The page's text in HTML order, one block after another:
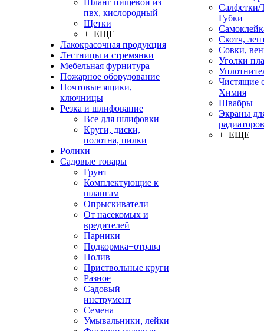
Шланг пищевой из
пвх, кислородный
Щетки
+ ЕЩЕ
Лакокрасочная продукция
Лестницы и стремянки
Мебельная фурнитура
Пожарное оборудование
Почтовые ящики,
ключницы
Резка и шлифование
Все для шлифовки
Круги, диски,
полотна, пилки
Ролики
Садовые товары
Грунт
Комплектующие к
шлангам
Опрыскиватели
От насекомых и
вредителей
Парники
Подкормка+отрава
Полив
Приствольные круги
Разное
Садовый
инструмент
Семена
Умывальники, лейки
Салфетки/
Губки
Скотч,
Совки,
Уголки
Чистящие
Химия
Швабры
Экраны
радиаторов
+ ЕЩЕ